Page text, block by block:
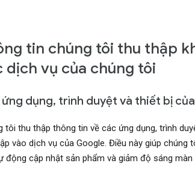
tin chúng tôi thu thập
dịch vụ của chúng tôi
ứng dụng, trình duyệt và thiết bị
tôi thu thập thông tin về các ứng dụng, trình
vào dịch vụ của Google. Điều này giúp chúng
động cập nhật sản phẩm và giảm độ sáng màn